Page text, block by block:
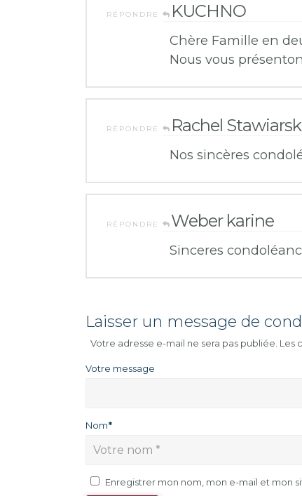
RÉPONDRE KUCHNO
Chère Famille en
Nous vous
RÉPONDRE Rachel
Nos sincères
RÉPONDRE Weber karine
Sinceres
Laisser un message de
Votre adresse e-mail ne sera pas publiée. Les
Votre message
Nom*
Enregistrer mon nom, mon e-mail et mon